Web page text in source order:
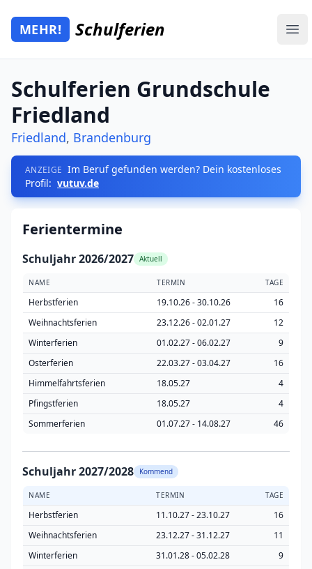
Zum Hauptinhalt springen
Mehr Schulferien
MEHR! Schulferien
Schulferien Grundschule
Friedland
Friedland, Brandenburg
ANZEIGE Im Beruf gefunden werden? Dein kostenloses
Profil: vutuv.de
Ferientermine
Schuljahr 2026/2027 Aktuell
NAME TERMIN TAGE
Herbstferien 19.10.26 - 30.10.26
16
Weihnachtsferien
23.12.26 - 02.01.27
12
Winterferien
01.02.27 - 06.02.27
9
Osterferien
22.03.27 - 03.04.27
16
Himmelfahrtsferien
18.05.27
4
Pfingstferien
18.05.27
4
Sommerferien
01.07.27 - 14.08.27 46
Schuljahr 2027/2028 Kommend
NAME TERMIN TAGE
Herbstferien 11.10.27 - 23.10.27
16
Weihnachtsferien
23.12.27 - 31.12.27
11
Winterferien
31.01.28 - 05.02.28
9